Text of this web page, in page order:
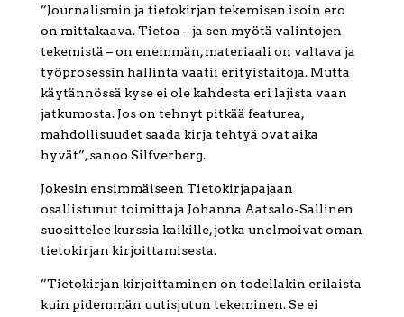
”Journalismin ja tietokirjan tekemisen isoin ero
on mittakaava. Tietoa – ja sen myötä valintojen
tekemistä – on enemmän, materiaali on valtava ja
työprosessin hallinta vaatii erityistaitoja. Mutta
käytännössä kyse ei ole kahdesta eri lajista vaan
jatkumosta. Jos on tehnyt pitkää featurea,
mahdollisuudet saada kirja tehtyä ovat aika
hyvät”, sanoo Silfverberg.
Jokesin ensimmäiseen Tietokirjapajaan
osallistunut toimittaja Johanna Aatsalo-Sallinen
suosittelee kurssia kaikille, jotka unelmoivat oman
tietokirjan kirjoittamisesta.
”Tietokirjan kirjoittaminen on todellakin erilaista
kuin pidemmän uutisjutun tekeminen. Se ei